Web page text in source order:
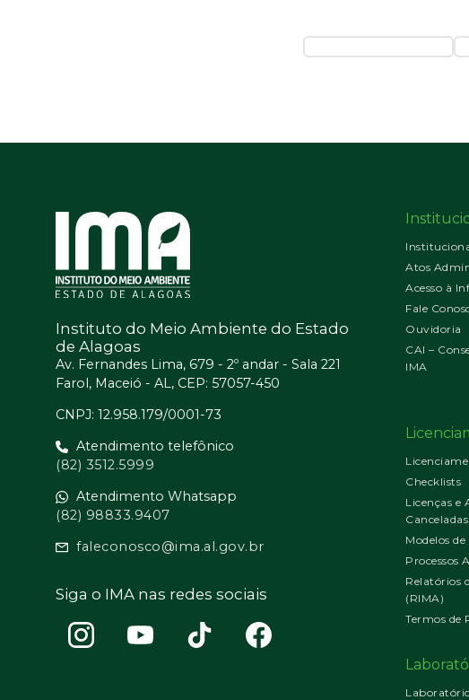
Instituto do Meio Ambiente do Estado
de Alagoas
Av. Fernandes Lima, 679 - 2º andar - Sala 221
Farol, Maceió - AL, CEP: 57057-450
CNPJ: 12.958.179/0001-73
Atendimento telefônico
(82) 3512.5999
Atendimento Whatsapp
(82) 98833.9407
faleconosco@ima.al.gov.br
Siga o IMA nas redes sociais
Atos
Acesso à
Fale
Ouvidoria
CAI –
IMA
Checklists
Licenças e
Canceladas
Modelos
Processos
Relatórios
(RIMA)
Termos de